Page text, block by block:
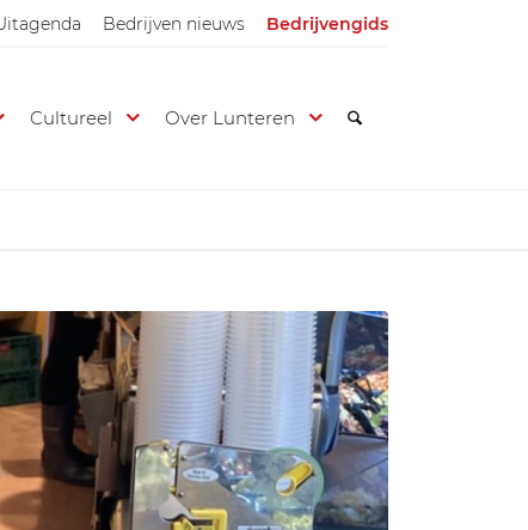
Bedrijven nieuws Bedrijvengids
Cultureel Over Lunteren